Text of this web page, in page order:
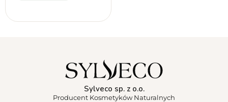
Sylveco sp. z o.o.
Producent Kosmetyków Naturalnych